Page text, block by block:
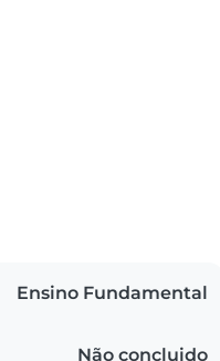
Ensino Fundamental
Não concluido